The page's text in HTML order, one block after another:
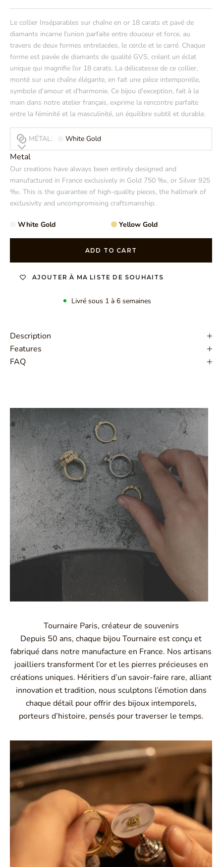
Le collier Inséparables sur chaîne en or 18 carats et pavé de
diamants incarne l'union parfaite entre douceur et force, au
travers de deux formes entrelacées, le cercle et le carré. Chaque
forme est pavée de diamants de qualité GVS, créant un éclat
unique qui magnifie l’or 18 carats. La délicatesse de ce collier,
monté sur une chaîne élégante, en fait une pièce intemporelle,
symbole d’amour et d'harmonie. Ce bijou d'exception, fait à la
main dans notre atelier français, exprime la rencontre parfaite
entre la féminité et la masculinité, un équilibre subtil et durable.
MÉTAL: White Gold
Metal
Our creations have always been entirely designed and
manufactured in France exclusively in Gold 750 ‰, or Silver 925
‰. This is the guarantee of high-quality pieces, the hallmark of
exclusivity and uncompromising craftsmanship.
White Gold Yellow Gold
ADD TO CART
AJOUTER À MA LISTE DE SOUHAITS
Livré sous 1 à 6 semaines
Description
Features
FAQ
Tournaire Paris, créateur de souvenirs
Depuis 50 ans, chaque bijou Tournaire est conçu et
fabriqué dans notre manufacture en France. Nos artisans
joailliers transforment l’or et les pierres précieuses en
créations uniques. Héritiers d’un savoir-faire rare, alliant
innovation et tradition, nous sculptons l’émotion dans
chaque détail pour offrir des bijoux intemporels,
porteurs d’histoire, pensés pour traverser le temps.
Montbrison, Lyon, Paris
Philippe & mathieu tournaire